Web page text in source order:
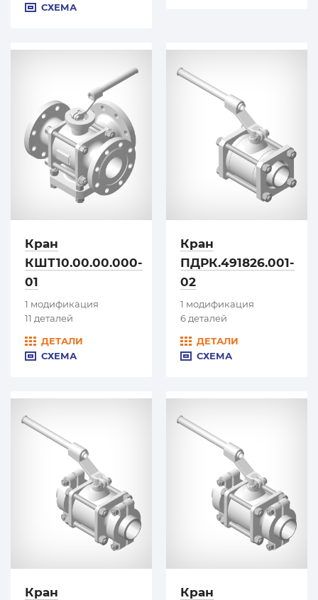
СХЕМА
Кран
КШТ10.00.00.000-
01
1 модификация
11 деталей
ДЕТАЛИ
СХЕМА
Кран
ПДРК.491826.001-
02
1 модификация
6 деталей
ДЕТАЛИ
СХЕМА
Кран
Кран